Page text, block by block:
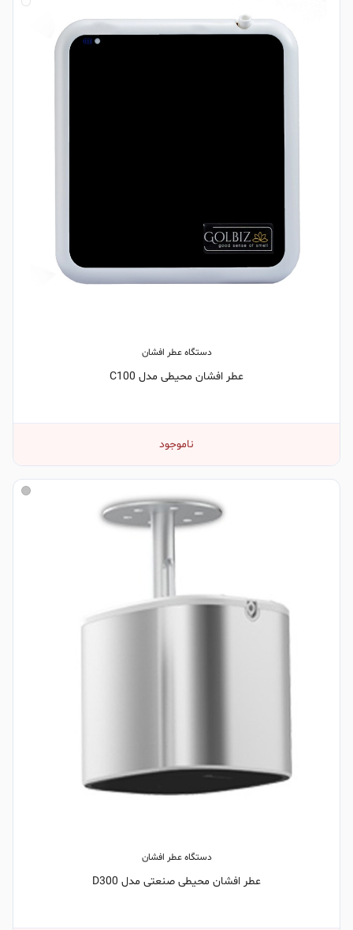
دستگاه عطر افشان
عطر افشان محیطی مدل C100
ناموجود
دستگاه عطر افشان
عطر افشان محیطی صنعتی مدل D300